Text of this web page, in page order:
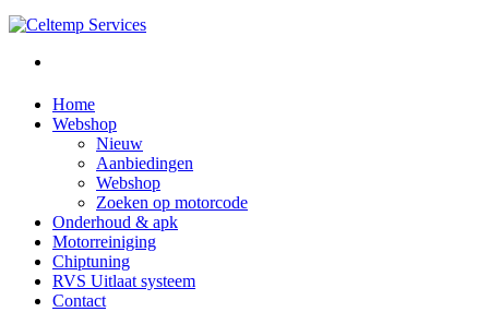
Home
Webshop
Nieuw
Aanbiedingen
Webshop
Zoeken op motorcode
Onderhoud & apk
Motorreiniging
Chiptuning
RVS Uitlaat systeem
Contact